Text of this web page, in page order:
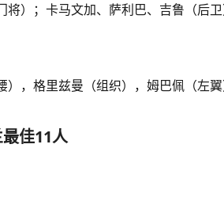
将）；卡马文加、萨利巴、吉鲁（后
），格里兹曼（组织），姆巴佩（左
佳11人